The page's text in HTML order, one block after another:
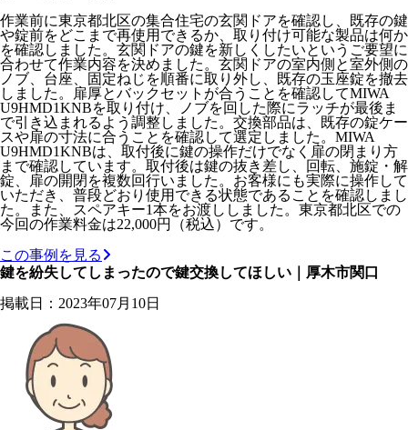
作業前に東京都北区の集合住宅の玄関ドアを確認し、既存の鍵
や錠前をどこまで再使用できるか、取り付け可能な製品は何か
を確認しました。玄関ドアの鍵を新しくしたいというご要望に
合わせて作業内容を決めました。玄関ドアの室内側と室外側の
ノブ、台座、固定ねじを順番に取り外し、既存の玉座錠を撤去
しました。扉厚とバックセットが合うことを確認してMIWA
U9HMD1KNBを取り付け、ノブを回した際にラッチが最後ま
で引き込まれるよう調整しました。交換部品は、既存の錠ケー
スや扉の寸法に合うことを確認して選定しました。MIWA
U9HMD1KNBは、取付後に鍵の操作だけでなく扉の閉まり方
まで確認しています。取付後は鍵の抜き差し、回転、施錠・解
錠、扉の開閉を複数回行いました。お客様にも実際に操作して
いただき、普段どおり使用できる状態であることを確認しまし
た。また、スペアキー1本をお渡ししました。東京都北区での
今回の作業料金は22,000円（税込）です。
この事例を見る
鍵を紛失してしまったので鍵交換してほしい｜厚木市関口
掲載日：2023年07月10日